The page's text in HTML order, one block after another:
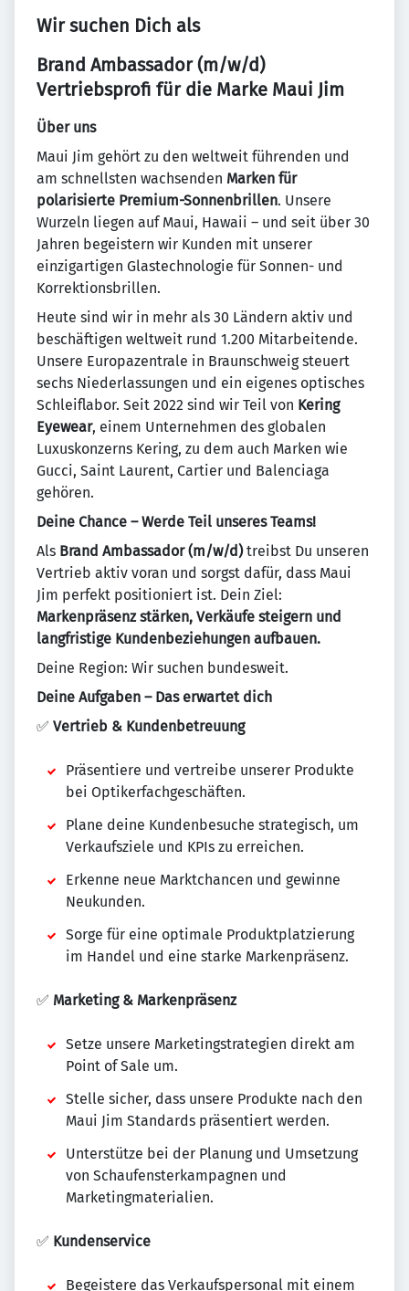
Wir suchen Dich als
Brand Ambassador (m/w/d)
Vertriebsprofi für die Marke Maui Jim
Über uns
Maui Jim gehört zu den weltweit führenden und
am schnellsten wachsenden Marken für
polarisierte Premium-Sonnenbrillen. Unsere
Wurzeln liegen auf Maui, Hawaii – und seit über 30
Jahren begeistern wir Kunden mit unserer
einzigartigen Glastechnologie für Sonnen- und
Korrektionsbrillen.
Heute sind wir in mehr als 30 Ländern aktiv und
beschäftigen weltweit rund 1.200 Mitarbeitende.
Unsere Europazentrale in Braunschweig steuert
sechs Niederlassungen und ein eigenes optisches
Schleiflabor. Seit 2022 sind wir Teil von Kering
Eyewear, einem Unternehmen des globalen
Luxuskonzerns Kering, zu dem auch Marken wie
Gucci, Saint Laurent, Cartier und Balenciaga
gehören.
Deine Chance – Werde Teil unseres Teams!
Als Brand Ambassador (m/w/d)treibst Du unseren
Vertrieb aktiv voran und sorgst dafür, dass Maui
Jim perfekt positioniert ist. Dein Ziel:
Markenpräsenz stärken, Verkäufe steigern und
langfristige Kundenbeziehungen aufbauen.
Deine Region: Wir suchen bundesweit.
Deine Aufgaben – Das erwartet dich
✅ Vertrieb & Kundenbetreuung
Präsentiere und vertreibe unserer Produkte
bei Optikerfachgeschäften.
Plane deine Kundenbesuche strategisch, um
Verkaufsziele und KPIs zu erreichen.
Erkenne neue Marktchancen und gewinne
Neukunden.
Sorge für eine optimale Produktplatzierung
im Handel und eine starke Markenpräsenz.
✅ Marketing & Markenpräsenz
Setze unsere Marketingstrategien direkt am
Point of Sale um.
Stelle sicher, dass unsere Produkte nach den
Maui Jim Standards präsentiert werden.
Unterstütze bei der Planung und Umsetzung
von Schaufensterkampagnen und
Marketingmaterialien.
✅ Kundenservice
Begeistere das Verkaufspersonal mit einem